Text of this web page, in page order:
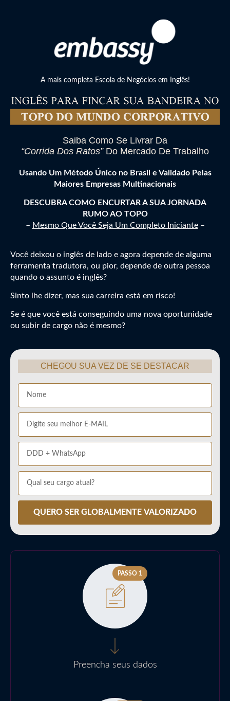
A mais completa Escola de Negócios em Inglês!
Saiba Como Se Livrar Da
“Corrida Dos Ratos”Do Mercado De Trabalho
Usando Um Método Único no Brasil e Validado Pelas
Maiores Empresas Multinacionais
DESCUBRA COMO ENCURTAR A SUA JORNADA
RUMO AO TOPO
– Mesmo Que Você Seja Um Completo Iniciante–
Você deixou o inglês de lado e agora depende de alguma
ferramenta tradutora, ou pior, depende de outra pessoa
quando o assunto é inglês?
Sinto lhe dizer, mas sua carreira está em risco!
Se é que você está conseguindo uma nova oportunidade
ou subir de cargo não é mesmo?
CHEGOU SUA VEZ DE SE DESTACAR
QUERO SER GLOBALMENTE VALORIZADO
PASSO 1
Preencha seus dados